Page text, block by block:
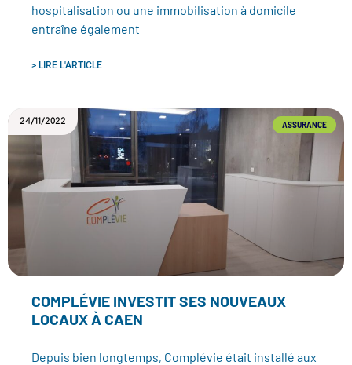
hospitalisation ou une immobilisation à domicile
entraîne également
> LIRE L'ARTICLE
ASSURANCE
COMPLÉVIE INVESTIT SES NOUVEAUX
LOCAUX À CAEN
Depuis bien longtemps, Complévie était installé aux
24/11/2022